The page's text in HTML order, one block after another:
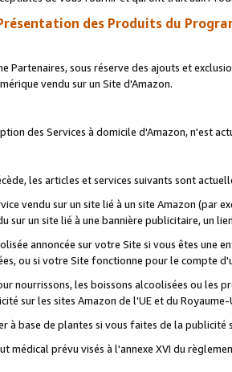
des Produits du
Partenaires, sous réserve des ajouts et
vendu sur un Site d'Amazon.
des Services à domicile d'Amazon, n'est
les articles et services suivants sont
vendu sur un site lié à un site Amazon (par
sur un site lié à une bannière publicitaire, un
annoncée sur votre Site si vous êtes une
ou si votre Site fonctionne pour le compte
nourrissons, les boissons alcoolisées ou les
sur les sites Amazon de l'UE et du Royaume-
à base de plantes si vous faites de la publicité
médical prévu visés à l'annexe XVI du